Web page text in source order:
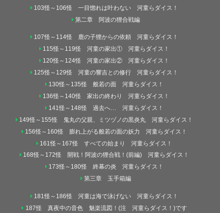
103怪～106怪 一目惚れは叶わない 河童らダイス！
第二章 阿波の狸合戦編
107怪～114怪 鹿の子狸からの依頼 河童らダイス！
115怪～119怪 河童の家出① 河童らダイス！
120怪～124怪 河童の家出② 河童らダイス！
125怪～129怪 河童の響吉との修行 河童らダイス！
130怪～135怪 般若の面 河童らダイス！
136怪～140怪 家出の終わり 河童らダイス！
141怪～148怪 過去へ… 河童らダイス！
149怪～155怪 鬼丸の父親、ミツヅノの黒炎丸 河童らダイス！
156怪～160怪 膨れ上がる般若の面の妖力 河童らダイス！
161怪～167怪 すべての始まり 河童らダイス！
168怪～172怪 開戦！阿波の狸合戦！(前編) 河童らダイス！
173怪～180怪 終幕の炎 河童らダイス！
第三章 玉手箱編
181怪～186怪 河童は海で泳げない 河童らダイス！
187怪 真夜中の音色 魅楽流図！(注 河童らダイス！)です